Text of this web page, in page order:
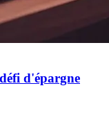
d'épargne